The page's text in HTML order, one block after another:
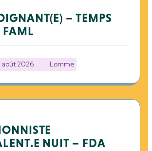
– TEMPS
FAML
août 2026 Lomme
NUIT – FDA